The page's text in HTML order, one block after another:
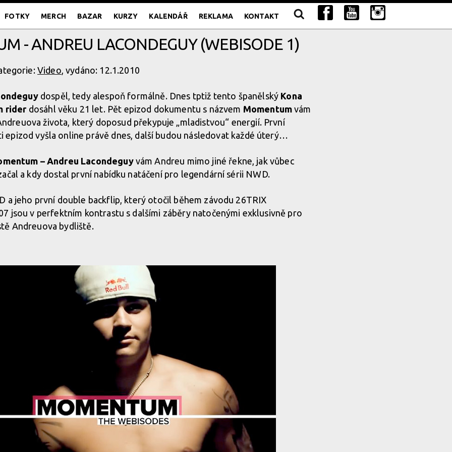
FOTKY MERCH BAZAR KURZY KALENDÁŘ REKLAMA KONTAKT
- ANDREU LACONDEGUY (WEBISODE 1)
Video, vydáno: 12.1.2010
dospěl, tedy alespoň formálně. Dnes tptiž tento španělský Kona
riderdosáhl věku 21 let. Pět epizod dokumentu s názvem Momentum vám
života, který doposud překypuje „mladistvou“ energií. První
epizod vyšla online právě dnes, další budou následovat každé úterý…
– Andreu Lacondeguyvám Andreu mimo jiné řekne, jak vůbec
a kdy dostal první nabídku natáčení pro legendární sérii NWD.
a jeho první double backflip, který otočil během závodu 26TRIX
jsou v perfektním kontrastu s dalšími záběry natočenými exklusivně pro
Andreuova bydliště.